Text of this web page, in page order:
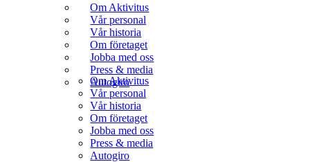
Om Aktivitus
Vår personal
Vår historia
Om företaget
Jobba med oss
Press & media
Autogiro
Om Aktivitus
Vår personal
Vår historia
Om företaget
Jobba med oss
Press & media
Autogiro